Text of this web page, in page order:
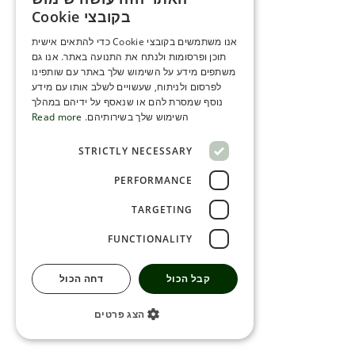
ENGLISH
SERBIA
HEBREW
RUSSIAN
SERBIAN-2
בקובצי Cookie
אנו משתמשים בקובצי Cookie כדי להתאים אישית
תוכן ופרסומות ולנתח את התנועה באתר. אנו גם
משתפים מידע על השימוש שלך באתר עם שותפינו
לפרסום ולניתוח, שעשויים לשלב אותו עם מידע
נוסף שמסרת להם או שנאסף על ידיהם במהלך
השימוש שלך בשירותיהם. Read more
STRICTLY NECESSARY
PERFORMANCE
TARGETING
FUNCTIONALITY
קבל הכול דחה הכול
הצג פרטים